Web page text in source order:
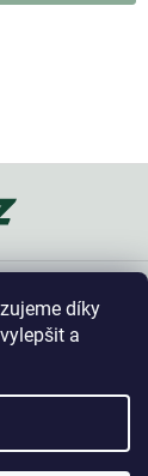
díky
a